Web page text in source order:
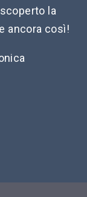
la
ancora così!